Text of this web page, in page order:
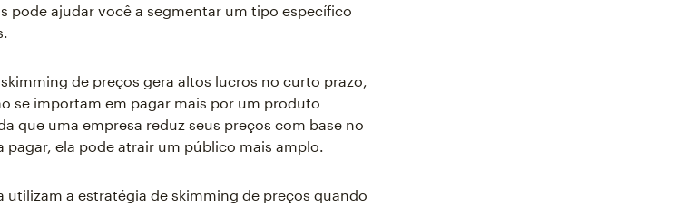
pode ajudar você a segmentar um tipo específico
de preços gera altos lucros no curto prazo,
se importam em pagar mais por um produto
que uma empresa reduz seus preços com base no
pagar, ela pode atrair um público mais amplo.
utilizam a estratégia de skimming de preços quando